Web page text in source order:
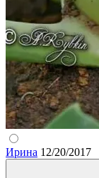
Ирина 12/20/2017